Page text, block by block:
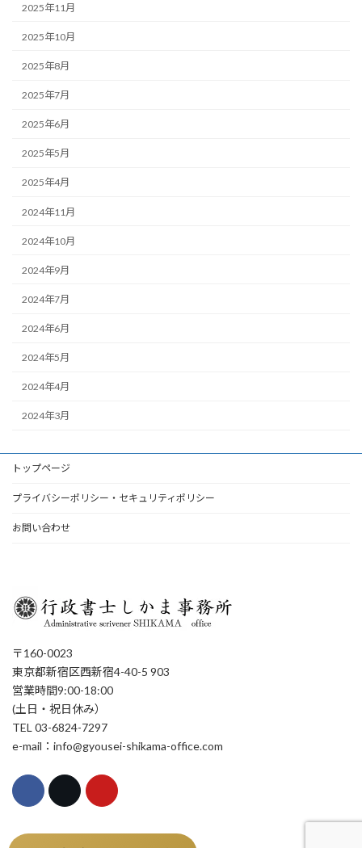
2025年11月
2025年10月
2025年8月
2025年7月
2025年6月
2025年5月
2025年4月
2024年11月
2024年10月
2024年9月
2024年7月
2024年6月
2024年5月
2024年4月
2024年3月
トップページ
プライバシーポリシー・セキュリティポリシー
お問い合わせ
〒160-0023
東京都新宿区西新宿4-40-5 903
営業時間9:00-18:00
(土日・祝日休み）
TEL 03-6824-7297
e-mail：info@gyousei-shikama-office.com